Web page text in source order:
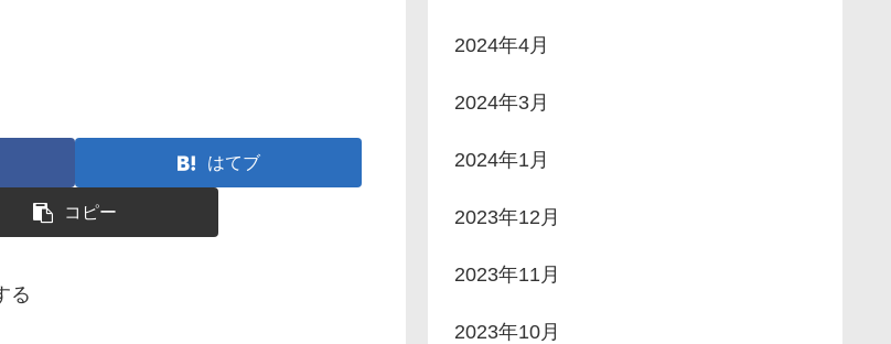
はてブ
コピー
る
2024年4月
2024年3月
2024年1月
2023年12月
2023年11月
2023年10月